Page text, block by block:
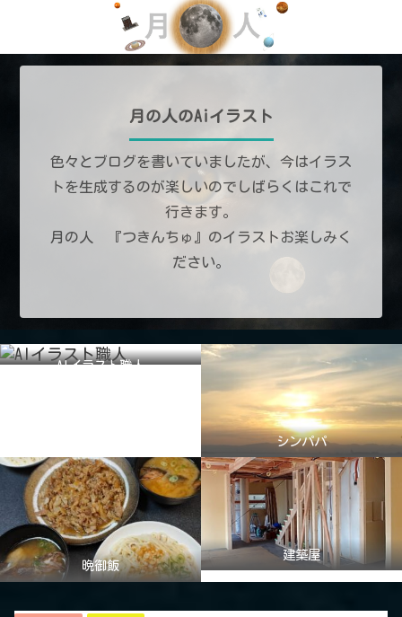
月の人のAiイラスト
色々とブログを書いていましたが、今はイラス
トを生成するのが楽しいのでしばらくはこれで
行きます。
月の人 『つきんちゅ』のイラストお楽しみく
ださい。
AIイラスト職人
シンパパ
晩御飯
建築屋